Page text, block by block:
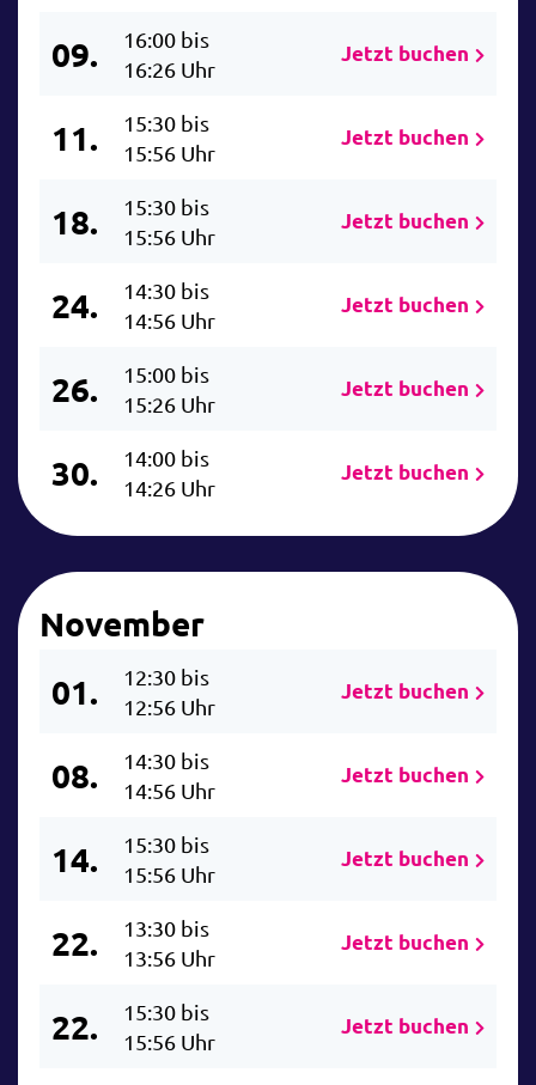
09.
16:00 bis
16:26 Uhr
Jetzt buchen
11.
15:30 bis
15:56 Uhr
Jetzt buchen
18.
15:30 bis
15:56 Uhr
Jetzt buchen
24.
14:30 bis
14:56 Uhr
Jetzt buchen
26.
15:00 bis
15:26 Uhr
Jetzt buchen
30.
14:00 bis
14:26 Uhr
Jetzt buchen
November
01.
12:30 bis
12:56 Uhr
Jetzt buchen
08.
14:30 bis
14:56 Uhr
Jetzt buchen
14.
15:30 bis
15:56 Uhr
Jetzt buchen
22.
13:30 bis
13:56 Uhr
Jetzt buchen
22.
15:30 bis
15:56 Uhr
Jetzt buchen